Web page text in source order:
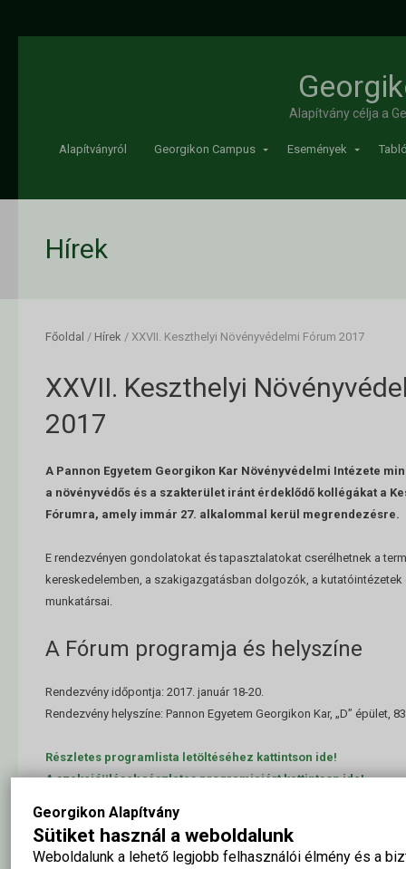
Georgikon Alapítvány
Sütiket használ a weboldalunk
Weboldalunk a lehető legjobb felhasználói élmény és a
Alapítvány célja a
Alapítványról Georgikon Campus Események
Hírek
Főoldal / Hírek / XXVII. Keszthelyi Növényvédelmi Fórum 2017
XXVII. Keszthelyi
2017
A Pannon Egyetem Georgikon Kar Növényvédelmi Intézete
a növényvédős és a szakterület iránt érdeklődő kollégákat a
Fórumra, amely immár 27. alkalommal kerül megrendezésre.
E rendezvényen gondolatokat és tapasztalatokat cserélhetnek a
kereskedelemben, a szakigazgatásban dolgozók, a
munkatársai.
A Fórum programja és helyszíne
Rendezvény időpontja: 2017. január 18-20.
Rendezvény helyszíne: Pannon Egyetem Georgikon Kar, „D” épület,
Részletes programlista letöltéséhez kattintson ide!
A szekcióülések részletes programjaiért kattintson ide!
2017. január 18. (szerda)
10:00 Prekonferencia